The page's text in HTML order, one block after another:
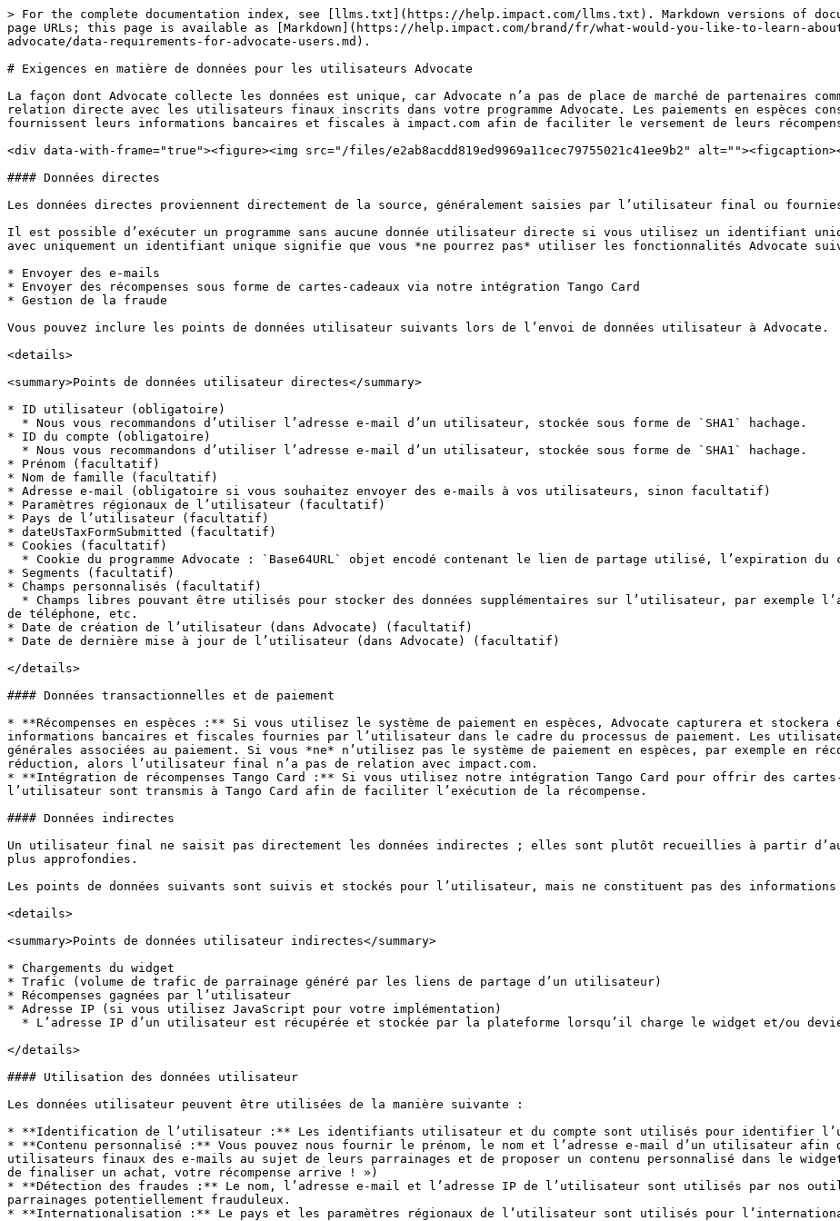
> For the complete documentation index, see [llms.txt](https://help.impact.com/llms.txt). Markdown versions of
page URLs; this page is available as [Markdown](https://help.impact.com/brand/fr/what-would-you-like-to-learn-
advocate/data-requirements-for-advocate-users.md).
# Exigences en matière de données pour les utilisateurs Advocate
La façon dont Advocate collecte les données est unique, car Advocate n’a pas de place de marché de partenaires
relation directe avec les utilisateurs finaux inscrits dans votre programme Advocate. Les paiements en espèces
fournissent leurs informations bancaires et fiscales à impact.com afin de faciliter le versement de leurs
<div data-with-frame="true"><figure><img src="/files/e2ab8acdd819ed9969a11cec79755021c41ee9b2"
#### Données directes
Les données directes proviennent directement de la source, généralement saisies par l’utilisateur final ou
Il est possible d’exécuter un programme sans aucune donnée utilisateur directe si vous utilisez un identifiant
avec uniquement un identifiant unique signifie que vous *ne pourrez pas* utiliser les fonctionnalités Advocate
* Envoyer des e-mails
* Envoyer des récompenses sous forme de cartes-cadeaux via notre intégration Tango Card
* Gestion de la fraude
Vous pouvez inclure les points de données utilisateur suivants lors de l’envoi de données utilisateur à Advocate.
<details>
<summary>Points de données utilisateur directes</summary>
* ID utilisateur (obligatoire)
* ID du compte (obligatoire)
* Prénom (facultatif)
* Nom de famille (facultatif)
* Adresse e-mail (obligatoire si vous souhaitez envoyer des e-mails à vos utilisateurs, sinon facultatif)
* Paramètres régionaux de l’utilisateur (facultatif)
* Pays de l’utilisateur (facultatif)
* dateUsTaxFormSubmitted (facultatif)
* Cookies (facultatif)
* Segments (facultatif)
* Champs personnalisés (facultatif)
de téléphone, etc.
* Date de création de l’utilisateur (dans Advocate) (facultatif)
* Date de dernière mise à jour de l’utilisateur (dans Advocate) (facultatif)
</details>
#### Données transactionnelles et de paiement
* **Récompenses en espèces :** Si vous utilisez le système de paiement en espèces, Advocate capturera et stockera
informations bancaires et fiscales fournies par l’utilisateur dans le cadre du processus de paiement. Les
générales associées au paiement. Si vous *ne* n’utilisez pas le système de paiement en espèces, par exemple en
réduction, alors l’utilisateur final n’a pas de relation avec impact.com.
* **Intégration de récompenses Tango Card :** Si vous utilisez notre intégration Tango Card pour offrir des
l’utilisateur sont transmis à Tango Card afin de faciliter l’exécution de la récompense.
#### Données indirectes
Un utilisateur final ne saisit pas directement les données indirectes ; elles sont plutôt recueillies à partir
plus approfondies.
Les points de données suivants sont suivis et stockés pour l’utilisateur, mais ne constituent pas des
<details>
<summary>Points de données utilisateur indirectes</summary>
* Chargements du widget
* Trafic (volume de trafic de parrainage généré par les liens de partage d’un utilisateur)
* Récompenses gagnées par l’utilisateur
* Adresse IP (si vous utilisez JavaScript pour votre implémentation)
</details>
#### Utilisation des données utilisateur
Les données utilisateur peuvent être utilisées de la manière suivante :
* **Identification de l’utilisateur :** Les identifiants utilisateur et du compte sont utilisés pour identifier
* **Contenu personnalisé :** Vous pouvez nous fournir le prénom, le nom et l’adresse e-mail d’un utilisateur afin
utilisateurs finaux des e-mails au sujet de leurs parrainages et de proposer un contenu personnalisé dans le
de finaliser un achat, votre récompense arrive ! »)
* **Détection des fraudes :** Le nom, l’adresse e-mail et l’adresse IP de l’utilisateur sont utilisés par nos
parrainages potentiellement frauduleux.
* **Internationalisation :** Le pays et les paramètres régionaux de l’utilisateur sont utilisés pour